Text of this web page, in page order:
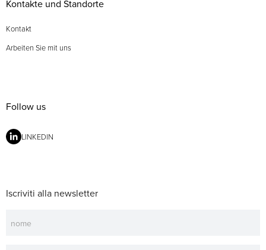
Kontakte und Standorte
Kontakt
Arbeiten Sie mit uns
Follow us
LINKEDIN
Iscriviti alla newsletter